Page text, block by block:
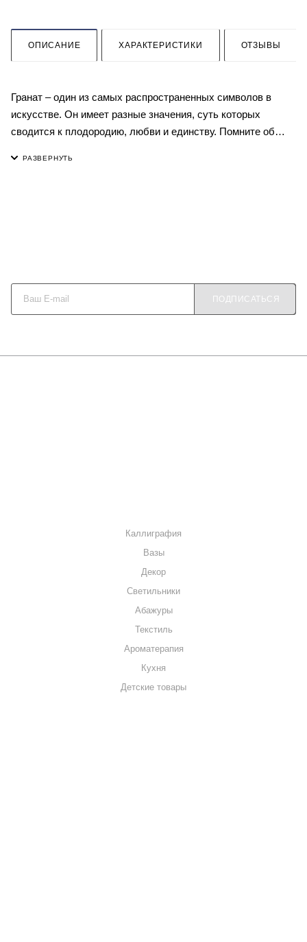
ОПИСАНИЕ ХАРАКТЕРИСТИКИ ОТЗЫВЫ
Гранат – один из самых распространенных символов в
искусстве. Он имеет разные значения, суть которых
сводится к плодородию, любви и единству. Помните об
нравится?
Высота 12-13 см
ПОДПИСАТЬСЯ
Каллиграфия
Вазы
Декор
Светильники
Абажуры
Текстиль
Ароматерапия
Кухня
Детские товары